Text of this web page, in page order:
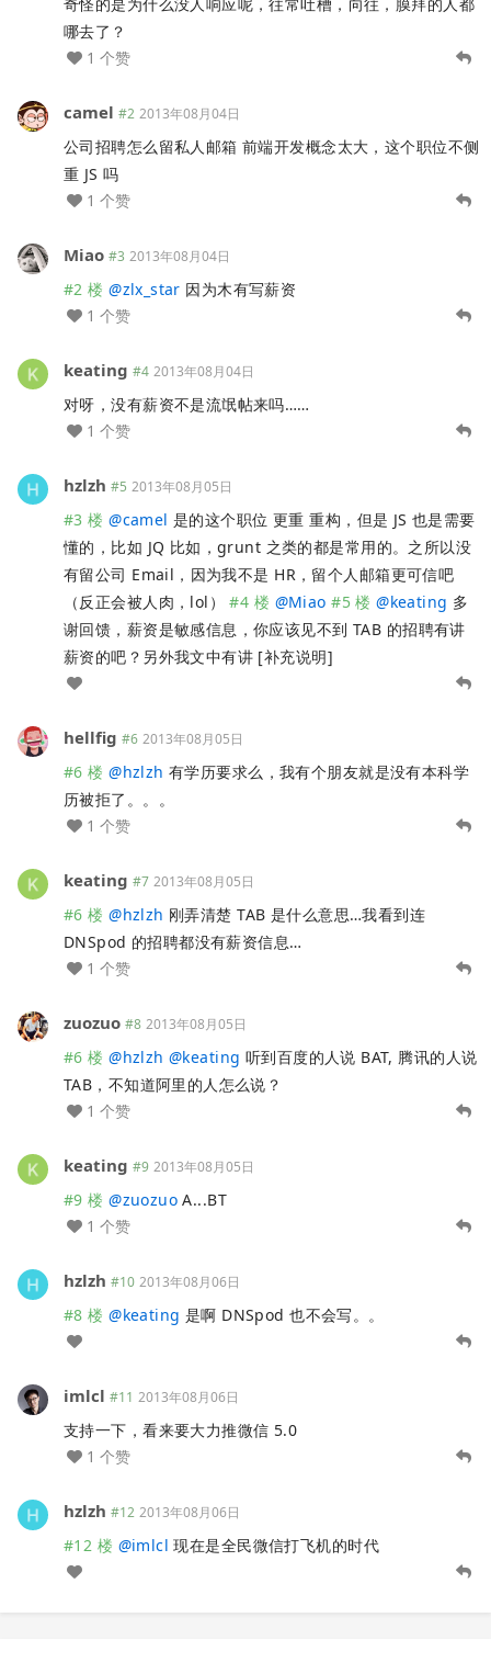
哪去了？
1 个赞
camel #2 2013年08月04日
公司招聘怎么留私人邮箱 前端开发概念太大，这个职位不侧
重 JS 吗
1 个赞
Miao #3 2013年08月04日
#2 楼 @zlx_star 因为木有写薪资
1 个赞
keating #4 2013年08月04日
对呀，没有薪资不是流氓帖来吗……
1 个赞
hzlzh #5 2013年08月05日
#3 楼 @camel 是的这个职位 更重 重构，但是 JS 也是需要
懂的，比如 JQ 比如，grunt 之类的都是常用的。之所以没
有留公司 Email，因为我不是 HR，留个人邮箱更可信吧
（反正会被人肉，lol）#4 楼 @Miao #5 楼 @keating 多
谢回馈，薪资是敏感信息，你应该见不到 TAB 的招聘有讲
薪资的吧？另外我文中有讲 [补充说明]
hellfig #6 2013年08月05日
#6 楼 @hzlzh 有学历要求么，我有个朋友就是没有本科学
历被拒了。。。
1 个赞
keating #7 2013年08月05日
#6 楼 @hzlzh 刚弄清楚 TAB 是什么意思…我看到连
DNSpod 的招聘都没有薪资信息…
1 个赞
zuozuo #8 2013年08月05日
#6 楼 @hzlzh @keating 听到百度的人说 BAT, 腾讯的人说
TAB，不知道阿里的人怎么说？
1 个赞
keating #9 2013年08月05日
#9 楼 @zuozuo A...BT
1 个赞
hzlzh #10 2013年08月06日
#8 楼 @keating 是啊 DNSpod 也不会写。。
imlcl #11 2013年08月06日
支持一下，看来要大力推微信 5.0
1 个赞
hzlzh #12 2013年08月06日
#12 楼 @imlcl 现在是全民微信打飞机的时代